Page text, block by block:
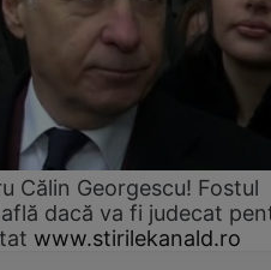
Călin Georgescu! Fostul
dacă va fi judecat
www.stirilekanald.ro